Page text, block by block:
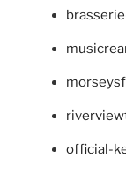
official-